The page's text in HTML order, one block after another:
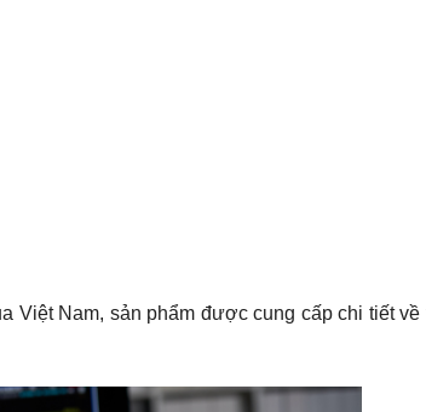
Việt Nam, sản phẩm được cung cấp chi tiết về